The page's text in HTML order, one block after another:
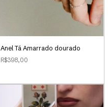
Anel Tá Amarrado dourado
R$398,00